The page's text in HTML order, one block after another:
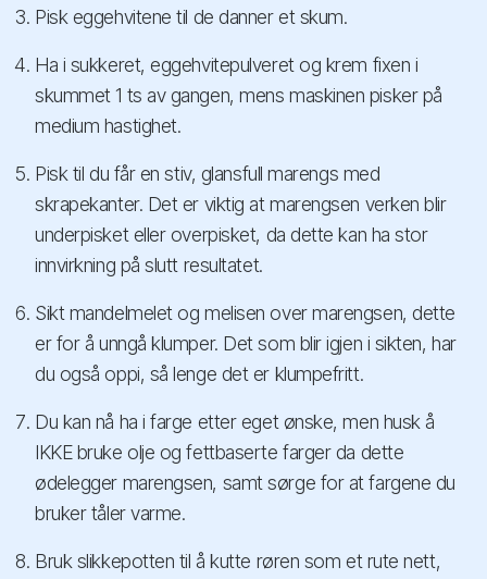
Pisk eggehvitene til de danner et skum.
Ha i sukkeret, eggehvitepulveret og krem fixen i
skummet 1 ts av gangen, mens maskinen pisker på
medium hastighet.
Pisk til du får en stiv, glansfull marengs med
skrapekanter. Det er viktig at marengsen verken blir
underpisket eller overpisket, da dette kan ha stor
innvirkning på slutt resultatet.
Sikt mandelmelet og melisen over marengsen, dette
er for å unngå klumper. Det som blir igjen i sikten, har
du også oppi, så lenge det er klumpefritt.
Du kan nå ha i farge etter eget ønske, men husk å
IKKE bruke olje og fettbaserte farger da dette
ødelegger marengsen, samt sørge for at fargene du
bruker tåler varme.
Bruk slikkepotten til å kutte røren som et rute nett,